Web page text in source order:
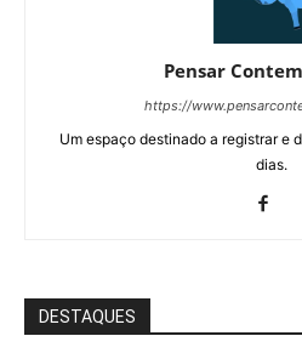
Pensar
https://
Um espaço destinado a registrar e
dias.
DESTAQUES